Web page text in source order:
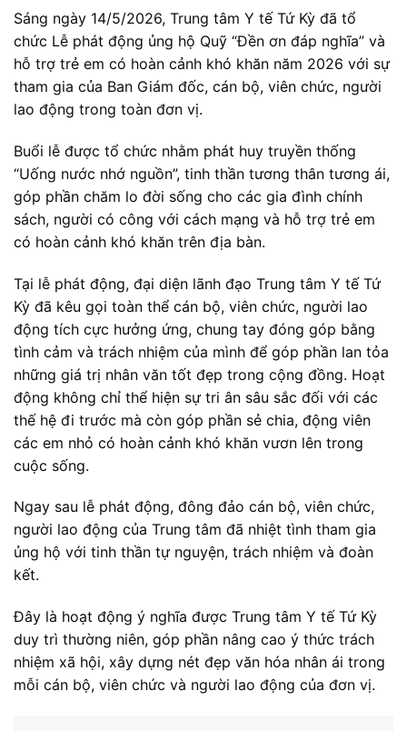
Sáng ngày 14/5/2026, Trung tâm Y tế Tứ Kỳ đã tổ
chức Lễ phát động ủng hộ Quỹ “Đền ơn đáp nghĩa” và
hỗ trợ trẻ em có hoàn cảnh khó khăn năm 2026 với sự
tham gia của Ban Giám đốc, cán bộ, viên chức, người
lao động trong toàn đơn vị.
Buổi lễ được tổ chức nhằm phát huy truyền thống
“Uống nước nhớ nguồn”, tinh thần tương thân tương ái,
góp phần chăm lo đời sống cho các gia đình chính
sách, người có công với cách mạng và hỗ trợ trẻ em
có hoàn cảnh khó khăn trên địa bàn.
Tại lễ phát động, đại diện lãnh đạo Trung tâm Y tế Tứ
Kỳ đã kêu gọi toàn thể cán bộ, viên chức, người lao
động tích cực hưởng ứng, chung tay đóng góp bằng
tình cảm và trách nhiệm của mình để góp phần lan tỏa
những giá trị nhân văn tốt đẹp trong cộng đồng. Hoạt
động không chỉ thể hiện sự tri ân sâu sắc đối với các
thế hệ đi trước mà còn góp phần sẻ chia, động viên
các em nhỏ có hoàn cảnh khó khăn vươn lên trong
cuộc sống.
Ngay sau lễ phát động, đông đảo cán bộ, viên chức,
người lao động của Trung tâm đã nhiệt tình tham gia
ủng hộ với tinh thần tự nguyện, trách nhiệm và đoàn
kết.
Đây là hoạt động ý nghĩa được Trung tâm Y tế Tứ Kỳ
duy trì thường niên, góp phần nâng cao ý thức trách
nhiệm xã hội, xây dựng nét đẹp văn hóa nhân ái trong
mỗi cán bộ, viên chức và người lao động của đơn vị.